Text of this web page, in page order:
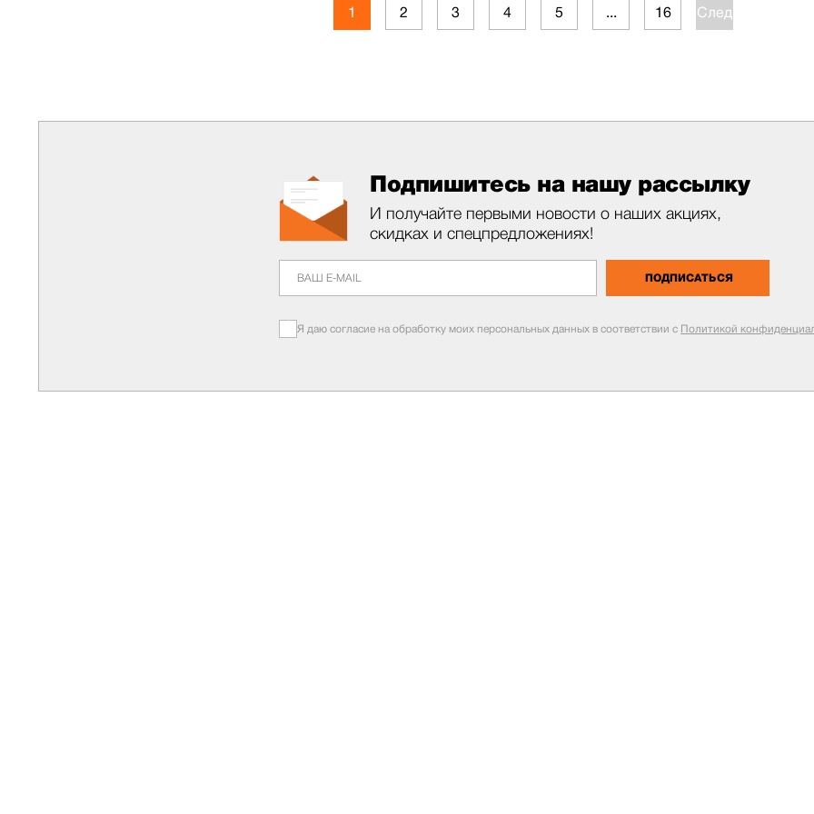
1 2 3 4 5 ... 16 След.
Подпишитесь на нашу рассылку
И получайте первыми новости о наших акциях,
скидках и спецпредложениях!
ПОДПИСАТЬСЯ
Я даю согласие на обработку моих персональных данных в соответствии с Политикой